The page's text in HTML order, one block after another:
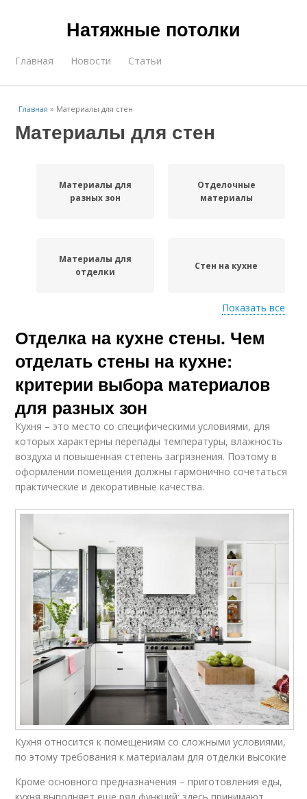
Натяжные потолки
Главная Новости Статьи
Главная » Материалы для стен
Материалы для стен
Материалы для
разных зон
Отделочные
материалы
Материалы для
отделки
Стен на кухне
Стены в кухне
Современные
материалы
Стены на кухне
Показать все
Отделка на кухне стены. Чем
отделать стены на кухне:
критерии выбора материалов
для разных зон
Кухня – это место со специфическими условиями, для
которых характерны перепады температуры, влажность
воздуха и повышенная степень загрязнения. Поэтому в
оформлении помещения должны гармонично сочетаться
практические и декоративные качества.
Кухня относится к помещениям со сложными условиями,
по этому требования к материалам для отделки высокие
Кроме основного предназначения – приготовления еды,